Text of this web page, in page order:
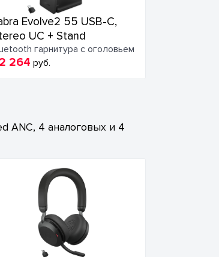
Evolve2 55 USB-C,
UC + Stand
гарнитура с оголовьем
264 руб.
ANC, 4 аналоговых и 4